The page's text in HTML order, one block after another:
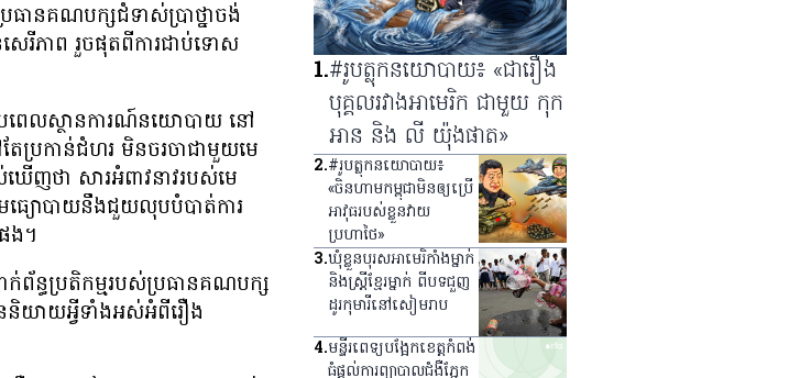
ធាន​គណបក្ស​ជំទាស់​ប្រាថ្នា​ចង់​
េរីភាព រួច​ផុត​ពី​ការ​ជាប់​ទោស
ប​ពេល​ស្ថានការណ៍​នយោបាយ នៅ​
ែ​ប្រកាន់​ជំហរ មិន​ចរចា​ជាមួយ​មេ
ញ​ថា សារ​អំពាវនាវ​របស់​មេ
ធ្យោបាយ​នឹង​ជួយ​លុប​បំបាត់​ការ​
ង។
ព័ន្ធ​ប្រតិកម្ម​របស់​ប្រធាន​គណបក្ស​
និយាយ​អ្វី​ទាំង​អស់​អំពី​រឿង​
1.#រូបត្លុកនយោបាយ៖ «ជារឿង
បុគ្គលរវាងអាមេរិក ជាមួយ កុក
អាន និង លី យ៉ុងផាត»
2.#រូបត្លុកនយោបាយ៖
«ចិនហាមកម្ពុជាមិនឲ្យប្រើ
អាវុធរបស់ខ្លួនវាយ
ប្រហាថៃ»
3.ឃុំ​ខ្លួន​បុរស​អាមេរិកាំង​ម្នាក់
និង​ស្ត្រី​ខ្មែរ​ម្នាក់ ពី​បទ​ជួញ​
ដូរ​កុមារី​នៅ​សៀមរាប
4.មន្ទីរពេទ្យ​បង្អែក​ខេត្ត​កំពង់
ធំ​ផ្ដល់​ការ​ព្យាបាល​ជំងឺ​ភ្នែក​